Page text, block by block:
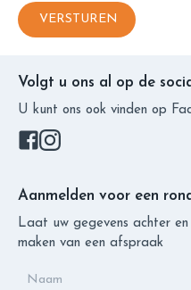
VERSTUREN
Volgt u ons al op de
U kunt ons ook vinden op
Aanmelden voor een
Laat uw gegevens achter
maken van een afspraak